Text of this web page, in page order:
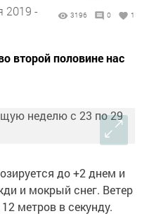
2019 -
3196 0 1
второй половине нас
до +2 днем и
и мокрый снег. Ветер
метров в секунду.